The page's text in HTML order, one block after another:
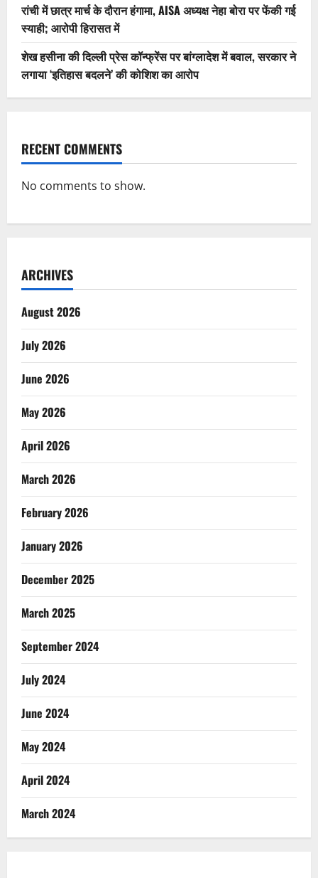
रांची में छात्र मार्च के दौरान हंगामा, AISA अध्यक्ष नेहा बोरा पर फेंकी गई
स्याही; आरोपी हिरासत में
शेख हसीना की दिल्ली प्रेस कॉन्फ्रेंस पर बांग्लादेश में बवाल, सरकार ने
लगाया ‘इतिहास बदलने’ की कोशिश का आरोप
RECENT COMMENTS
No comments to show.
ARCHIVES
August 2026
July 2026
June 2026
May 2026
April 2026
March 2026
February 2026
January 2026
December 2025
March 2025
September 2024
July 2024
June 2024
May 2024
April 2024
March 2024